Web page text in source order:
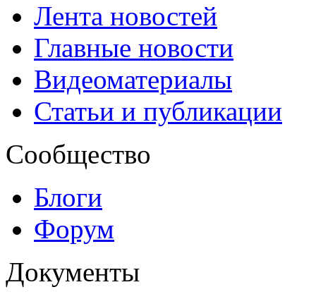
Лента новостей
Главные новости
Видеоматериалы
Статьи и публикации
Сообщество
Блоги
Форум
Документы